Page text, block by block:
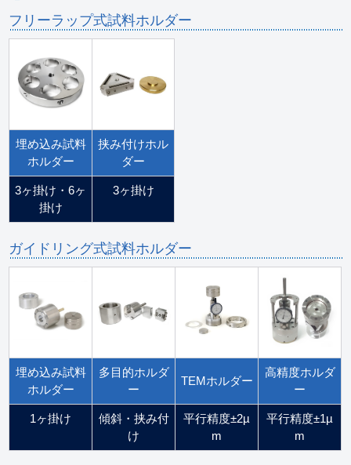
フリーラップ式試料ホルダー
埋め込み試料
ホルダー
挟み付けホル
ダー
3ヶ掛け・6ヶ
掛け
3ヶ掛け
ガイドリング式試料ホルダー
埋め込み試料
ホルダー
多目的ホルダ
ー
TEMホルダー
高精度ホルダ
ー
1ヶ掛け
傾斜・挟み付
け
平行精度±2µ
m
平行精度±1µ
m